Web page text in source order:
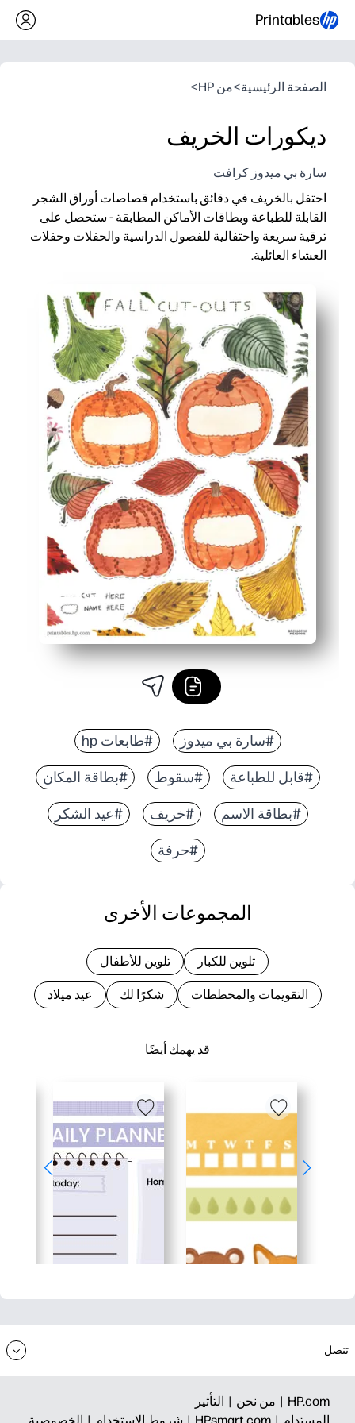
Printables
الصفحة الرئيسية>من HP >
ديكورات الخريف
سارة بي ميدوز كرافت
احتفل بالخريف في دقائق باستخدام قصاصات أوراق الشجر
القابلة للطباعة وبطاقات الأماكن المطابقة - ستحصل على
ترقية سريعة واحتفالية للفصول الدراسية والحفلات وحفلات
العشاء العائلية.
مجموعة قابلة للطباعة بدون تحضير - ما عليك سوى الطباعة
تعمل القطع متعددة الاستخدامات مع لوحات الإعلانات والأكاليل
تعمل بطاقات الأماكن على تبسيط الجلوس ومضاعفتها كعلامات
تحافظ عملية القطع والترتيب العملية على مشاركة الأطفال وتبني
#سارة بي ميدوز #طابعات hp
#قابل للطباعة #سقوط #بطاقة المكان
#بطاقة الاسم #خريف #عيد الشكر
#حرفة
قد يهمك أيضًا
المجموعات الأخرى
تلوين للكبار تلوين للأطفال
التقويمات والمخططات شكرًا لك عيد ميلاد
تنصل
HP.com | من نحن | التأثير